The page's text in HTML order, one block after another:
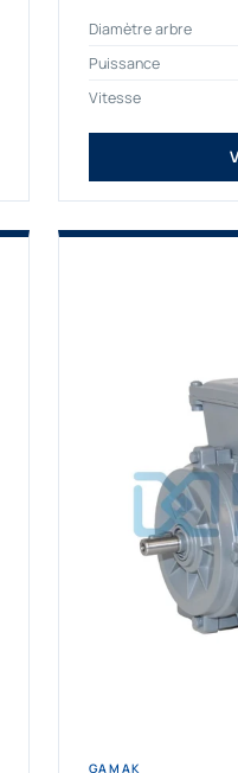
Diamètre arbre
Puissance
Vitesse
GAMAK